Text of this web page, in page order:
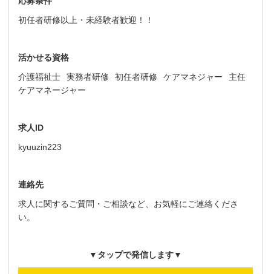
初任者研修以上・未経験者歓迎！！
活かせる資格
介護福祉士
実務者研修 初任者研修 ケアマネジャー
主任
ケアマネージャー
求人ID
kyuuzin223
連絡先
求人に関するご質問・ご相談など、お気軽にご連絡くださ
い。
▼タップで発信します▼